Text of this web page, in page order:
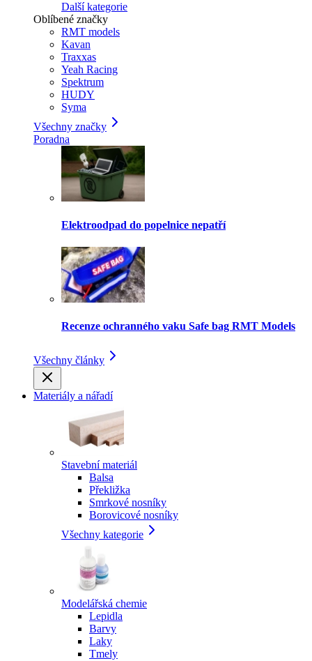
Další kategorie
Oblíbené značky
RMT models
Kavan
Traxxas
Yeah Racing
Spektrum
HUDY
Syma
Všechny značky
Poradna
Elektroodpad do popelnice nepatří
Recenze ochranného vaku Safe bag RMT Models
Všechny články
Materiály a nářadí
Stavební materiál
Balsa
Překližka
Smrkové nosníky
Borovicové nosníky
Všechny kategorie
Modelářská chemie
Lepidla
Barvy
Laky
Tmely